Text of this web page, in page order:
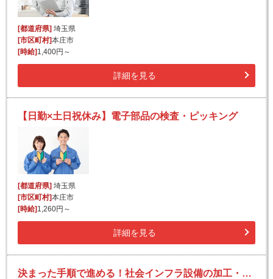
[都道府県] 埼玉県
[市区町村]本庄市
[時給] 1,400円～
詳細を見る
【日勤×土日祝休み】電子部品の検査・ピッキング
[都道府県] 埼玉県
[市区町村]本庄市
[時給] 1,260円～
詳細を見る
決まった手順で進める！社会インフラ設備の加工・組立